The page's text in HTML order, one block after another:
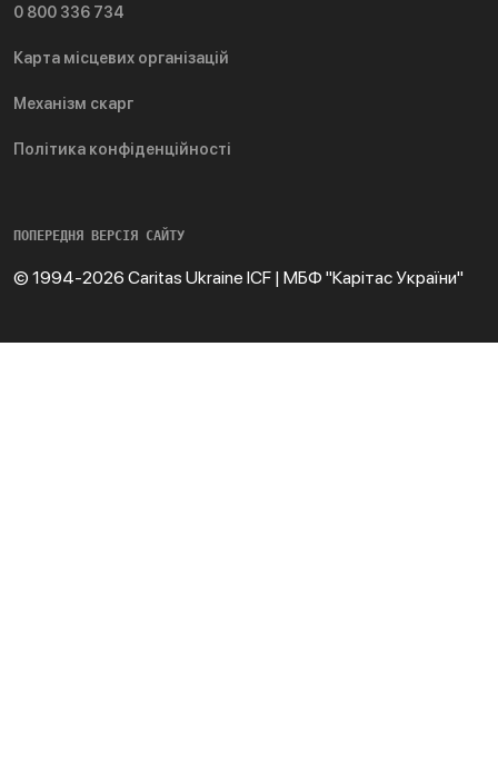
0 800 336 734
Карта місцевих організацій
Механізм скарг
Політика конфіденційності
ПОПЕРЕДНЯ ВЕРСІЯ САЙТУ
© 1994-2026 Caritas Ukraine ICF | МБФ "Карітас України"